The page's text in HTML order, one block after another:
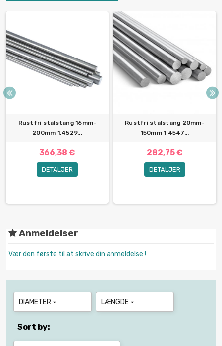
Rustfri stålstang 16mm-
200mm 1.4529...
366,38 €
DETALJER
Rustfri stålstang 20mm-
150mm 1.4547...
282,75 €
DETALJER
Anmeldelser
Vær den første til at skrive din anmeldelse !
DIAMETER  LÆNGDE 
Sort by: